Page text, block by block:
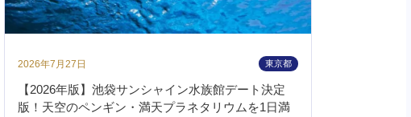
2026年7月27日 東京都
【2026年版】池袋サンシャイン水族館デート決定
版！天空のペンギン・満天プラネタリウムを1日満